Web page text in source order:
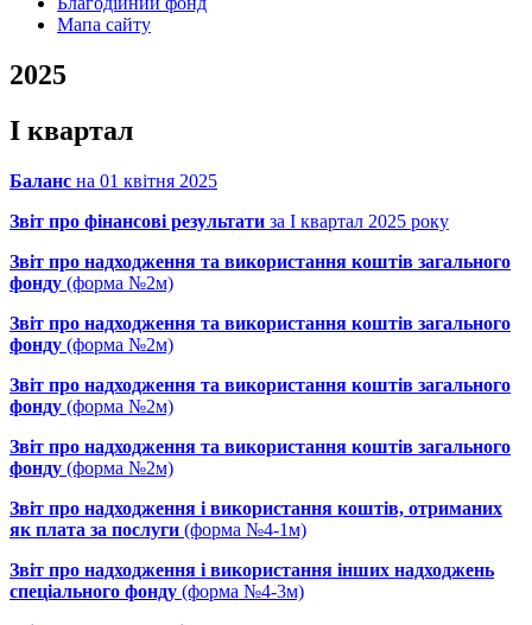
Мапа сайту
2025
І квартал
Баланс на 01 квітня 2025
Звіт про фінансові результати за І квартал 2025 року
Звіт про надходження та використання коштів загального
фонду (форма №2м)
Звіт про надходження та використання коштів загального
фонду (форма №2м)
Звіт про надходження та використання коштів загального
фонду (форма №2м)
Звіт про надходження та використання коштів загального
фонду (форма №2м)
Звіт про надходження і використання коштів, отриманих
як плата за послуги (форма №4-1м)
Звіт про надходження і використання інших надходжень
спеціального фонду (форма №4-3м)